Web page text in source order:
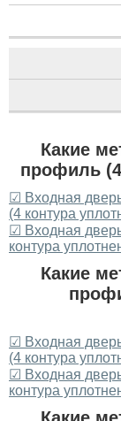
Какие
профиль
☑ Входная
(4 контура
☑ Входная
контура
Какие
☑ Входная
(4 контура
☑ Входная
контура